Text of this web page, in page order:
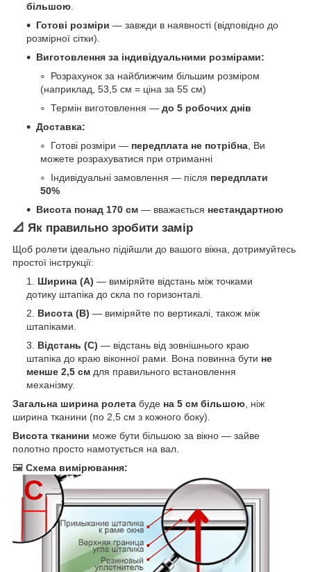
більшою
Готові розміри — завжди в наявності (відповідно до
розмірної сітки).
Виготовлення за індивідуальними розмірами:
Розрахунок за найближчим більшим розміром
(наприклад, 53,5 см = ціна за 55 см)
Термін виготовлення — до 5 робочих днів
Доставка:
Готові розміри — передплата не потрібна , Ви
можете розрахуватися при отриманні
Індивідуальні замовлення — після передплати
50%
Висота понад 170 см — вважається нестандартною
📐 Як правильно зробити замір
Щоб ролети ідеально підійшли до вашого вікна, дотримуйтесь
простої інструкції:
Ширина (A) — виміряйте відстань між точками
дотику штапіка до скла по горизонталі.
Висота (B) — виміряйте по вертикалі, також між
штапіками.
Відстань (C) — відстань від зовнішнього краю
штапіка до краю віконної рами. Вона повинна бути не
менше 2,5 см для правильного встановлення
механізму.
Загальна ширина ролета буде на 5 см більшою , ніж
ширина тканини (по 2,5 см з кожного боку).
Висота тканини може бути більшою за вікно — зайве
полотно просто намотується на вал.
🖼 Схема вимірювання: